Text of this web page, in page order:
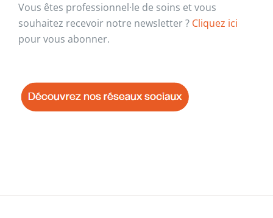
Vous êtes professionnel·le de soins et vous
souhaitez recevoir notre newsletter ? Cliquez ici
pour vous abonner.